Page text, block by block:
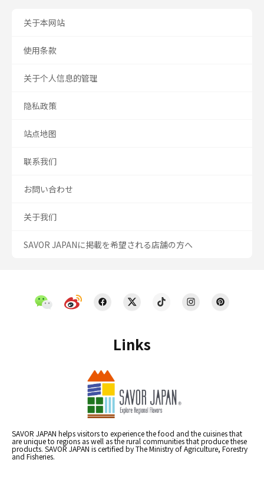
Links
SAVOR JAPAN helps visitors to experience the food and the cuisines that
are unique to regions as well as the rural communities that produce these
products. SAVOR JAPAN is certified by The Ministry of Agriculture, Forestry
and Fisheries.
关于本网站
使用条款
关于个人信息的管理
隐私政策
站点地图
联系我们
お問い合わせ
关于我们
SAVOR JAPANに掲載を希望される店舗の方へ